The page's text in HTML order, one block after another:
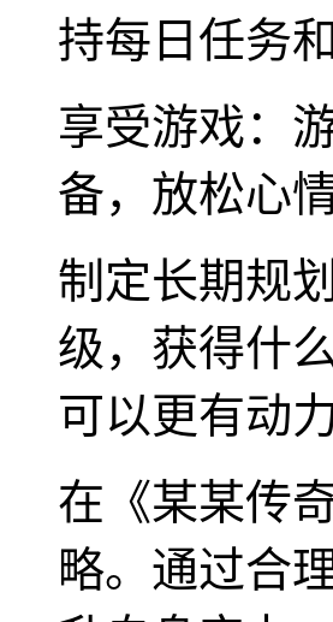
持每日任务
享受游戏：
备，放松心
制定长期规
级，获得什
可以更有动
在《某某传
略。通过合